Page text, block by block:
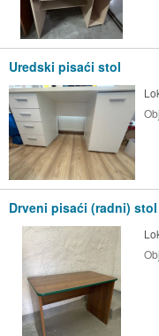
Uredski pisaći stol
Drveni pisaći (radni) stol